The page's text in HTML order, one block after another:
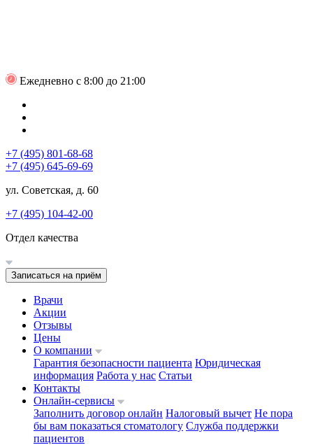
Ежедневно с 8:00 до 21:00
+7 (495) 801-68-68
+7 (495) 645-69-69
ул. Советская, д. 60
+7 (495) 104-42-00
Отдел качества
Записаться на приём
Врачи
Акции
Отзывы
Цены
О компании
Гарантия безопасности пациента Юридическая
информация Работа у нас Статьи
Контакты
Онлайн-сервисы
Заполнить договор онлайн Налоговый вычет Не пора
бы вам показаться стоматологу Служба поддержки
пациентов